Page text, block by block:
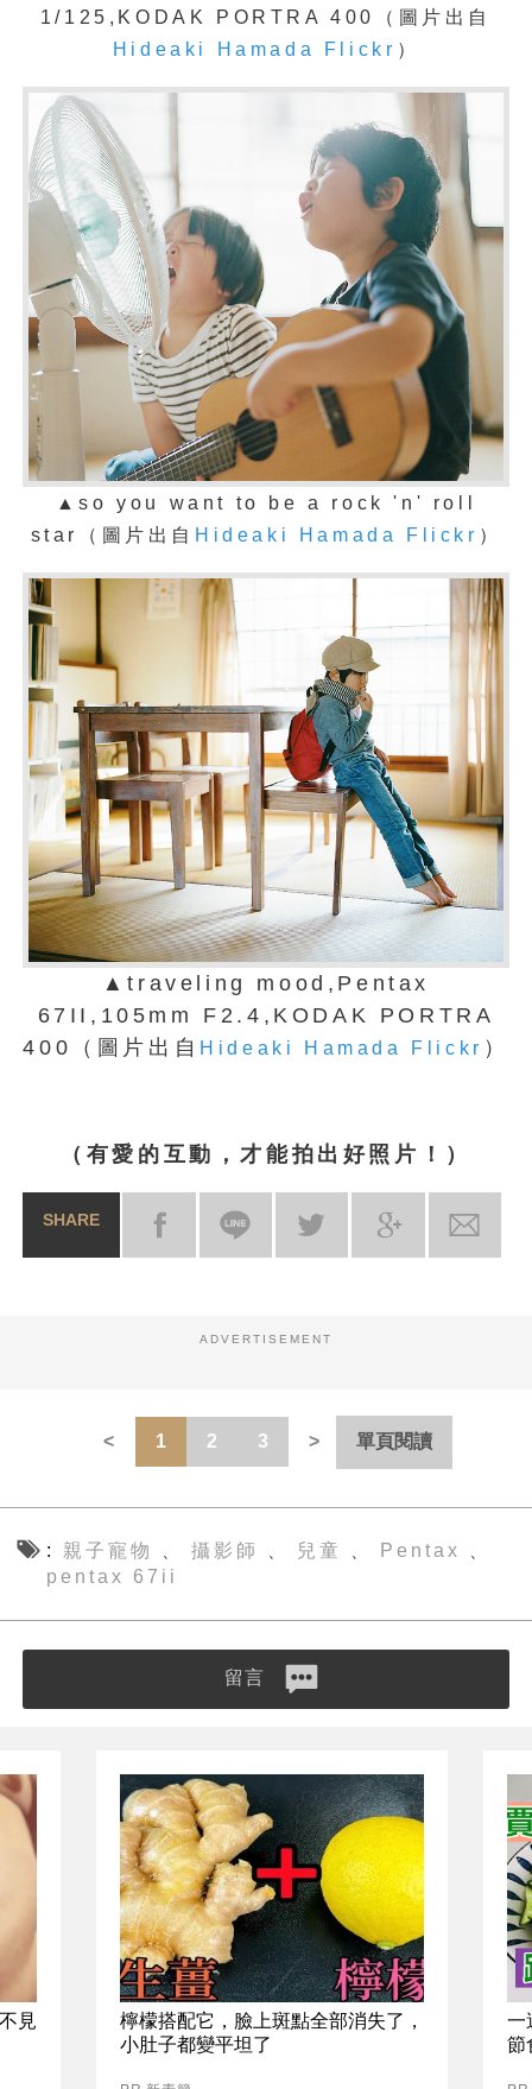
1/125,KODAK PORTRA 400（圖片出自
Hideaki Hamada Flickr ）
▲so you want to be a rock 'n' roll
star（圖片出自 Hideaki Hamada Flickr ）
▲traveling mood,Pentax
67II,105mm F2.4,KODAK PORTRA
400（圖片出自 Hideaki Hamada Flickr ）
（有愛的互動，才能拍出好照片！）
SHARE
ADVERTISEMENT
1 2 3 單頁閱讀
親子寵物 攝影師 兒童 Pentax
pentax 67ii
留言
見
檸檬搭配它，臉上斑點全部消失了，
小肚子都變平坦了
一
節